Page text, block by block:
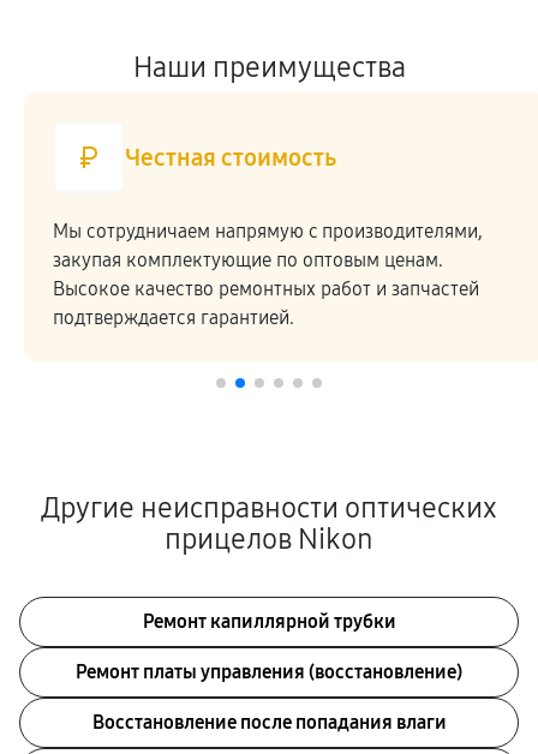
Наши преимущества
Честная стоимость
Мы сотрудничаем напрямую c производителями,
закупая комплектующие по оптовым ценам.
Высокое качество ремонтных работ и запчастей
подтверждается гарантией.
Другие неисправности оптических
прицелов Nikon
Ремонт капиллярной трубки
Ремонт платы управления (восстановление)
Восстановление после попадания влаги